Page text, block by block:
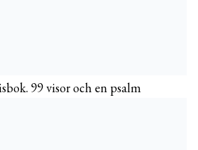
99 visor och en psalm